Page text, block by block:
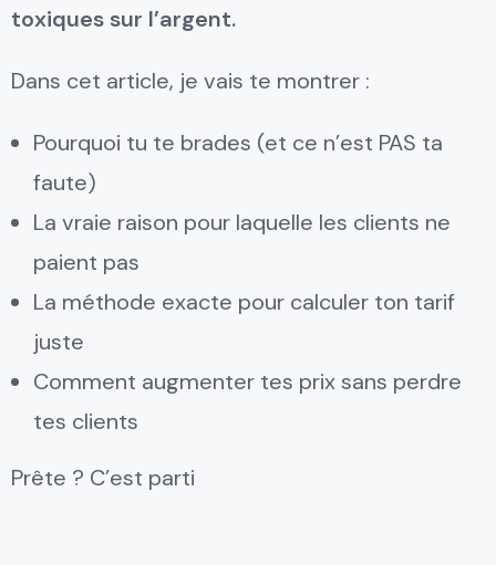
toxiques sur l’argent.
Dans cet article, je vais te montrer :
Pourquoi tu te brades (et ce n’est PAS ta
faute)
La vraie raison pour laquelle les clients ne
paient pas
La méthode exacte pour calculer ton tarif
juste
Comment augmenter tes prix sans perdre
tes clients
Prête ? C’est parti